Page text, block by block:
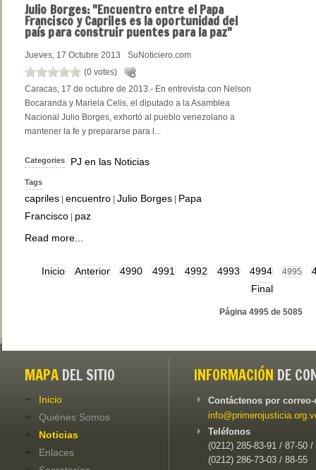
Julio Borges: "Encuentro entre el Papa
Francisco y Capriles es la oportunidad del
país para construir puentes para la paz"
Jueves, 17 Octubre 2013
SuNoticiero.com
(0 votes)
Caracas, 17 de octubre de 2013.- En entrevista con Nelson
Bocaranda y Mariela Celis, el diputado a la Asamblea
Nacional Julio Borges, exhortó al pueblo venezolano a
mantener la fe y prepararse para l...
Categories PJ en las Noticias
Tags
capriles encuentro Julio Borges
Papa
Francisco
paz
Read more...
Inicio Anterior 4990 4991 4992 4993 4994 4995
Final
Página 4995 de 5085
MAPA DEL SITIO
Inicio
Quiénes Somos
Noticias
Enlaces
INFORMACIÓN DE
Contáctenos por
Teléfonos
(0212) 285-83-91 / 87-50 /
(0212) 286-73-03 / 88-55